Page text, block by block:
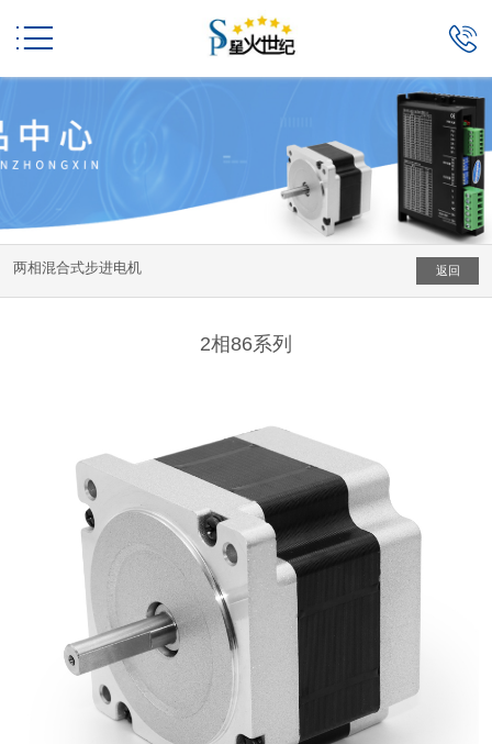
 
两相混合式步进电机 返回
2相86系列